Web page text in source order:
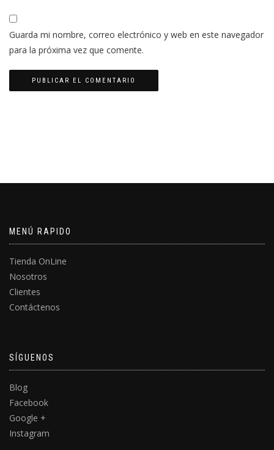
Guarda mi nombre, correo electrónico y web en este navegador
para la próxima vez que comente.
MENÚ RAPIDO
Tienda OnLine
Nosotros
Clientes
Contáctenos
SÍGUENOS
Blog
Facebook
Google +
Instagram